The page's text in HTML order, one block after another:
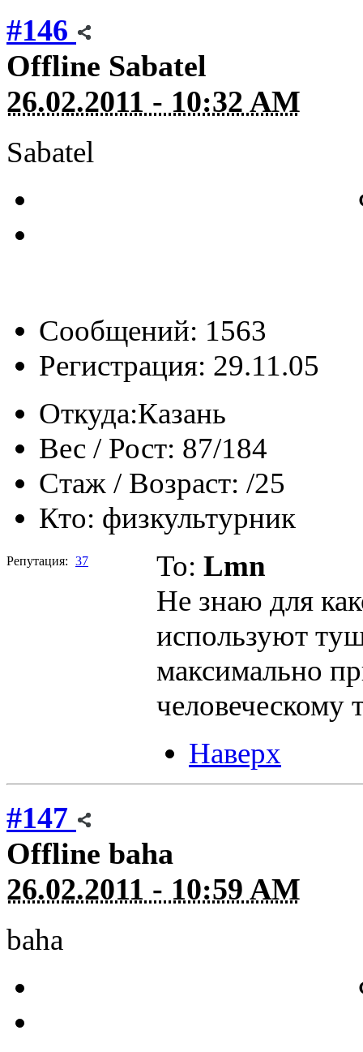
#146
Offline Sabatel
26.02.2011 - 10:32 AM
Sabatel
Сообщений: 1563
Регистрация: 29.11.05
Откуда:Казань
Вес / Рост: 87/184
Стаж / Возраст: /25
Кто: физкультурник
Репутация: 37 To: Lmn
Не знаю для
используют
максимально
человеческому
Наверх
#147
Offline baha
26.02.2011 - 10:59 AM
baha